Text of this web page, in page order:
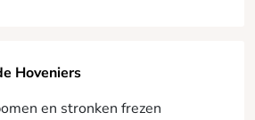
Hoveniers
en stronken frezen